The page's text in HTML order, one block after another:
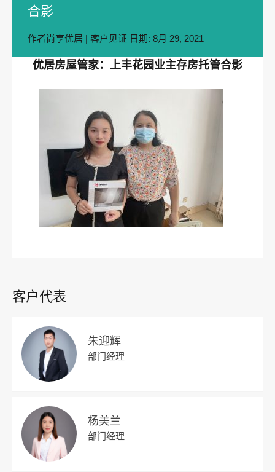
合影
作者尚享优居 | 客户见证 日期: 8月 29, 2021
优居房屋管家：上丰花园业主存房托管合影
客户代表
朱迎辉
部门经理
杨美兰
部门经理